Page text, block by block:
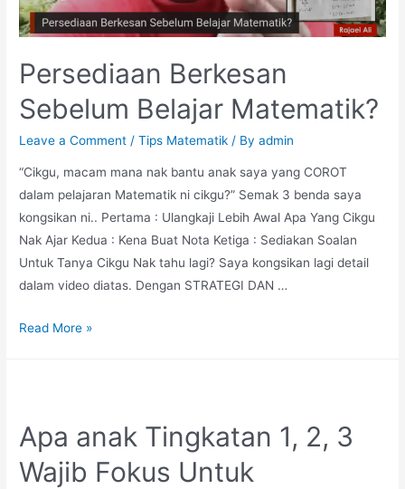
Persediaan Berkesan
Sebelum Belajar Matematik?
Leave a Comment /Tips Matematik / Byadmin
“Cikgu, macam mana nak bantu anak saya yang COROT
dalam pelajaran Matematik ni cikgu?” Semak 3 benda saya
kongsikan ni.. Pertama : Ulangkaji Lebih Awal Apa Yang Cikgu
Nak Ajar Kedua : Kena Buat Nota Ketiga : Sediakan Soalan
Untuk Tanya Cikgu Nak tahu lagi? Saya kongsikan lagi detail
dalam video diatas. Dengan STRATEGI DAN …
Persediaan
Read More »
Apa anak Tingkatan 1, 2, 3
Wajib Fokus Untuk